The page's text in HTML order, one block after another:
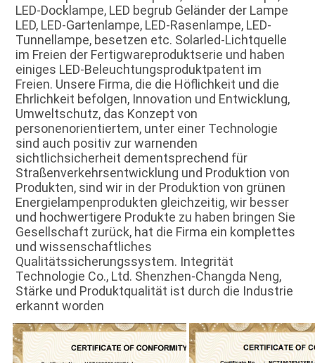
LED-Docklampe, LED begrub Geländer der Lampe
LED, LED-Gartenlampe, LED-Rasenlampe, LED-
Tunnellampe, besetzen etc. Solarled-Lichtquelle
im Freien der Fertigwareproduktserie und haben
einiges LED-Beleuchtungsproduktpatent im
Freien. Unsere Firma, die die Höflichkeit und die
Ehrlichkeit befolgen, Innovation und Entwicklung,
Umweltschutz, das Konzept von
personenorientiertem, unter einer Technologie
sind auch positiv zur warnenden
sichtlichsicherheit dementsprechend für
Straßenverkehrsentwicklung und Produktion von
Produkten, sind wir in der Produktion von grünen
Energielampenprodukten gleichzeitig, wir besser
und hochwertigere Produkte zu haben bringen Sie
Gesellschaft zurück, hat die Firma ein komplettes
und wissenschaftliches
Qualitätssicherungssystem. Integrität
Technologie Co., Ltd. Shenzhen-Changda Neng,
Stärke und Produktqualität ist durch die Industrie
erkannt worden